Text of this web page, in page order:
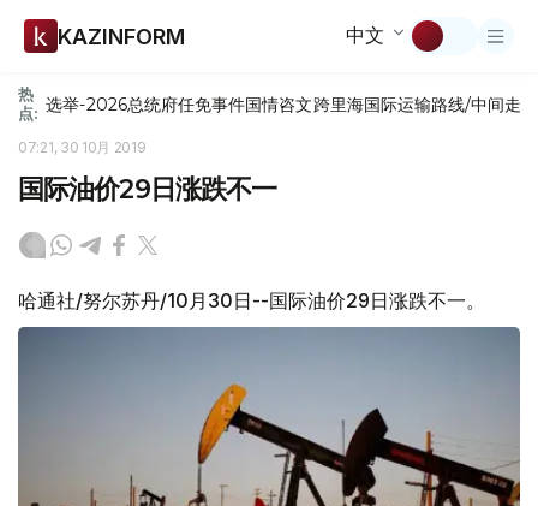
KAZINFORM 中文
热
点: 选举-2026总统府任免事件国情咨文跨里海国际运输路线/中间走廊
07:21, 30 10月 2019
国际油价29日涨跌不一
哈通社/努尔苏丹/10月30日--国际油价29日涨跌不一。